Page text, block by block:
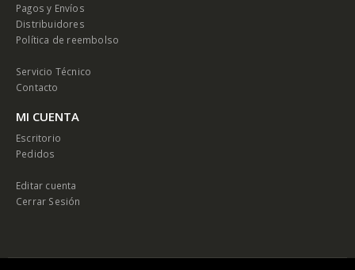
Pagos y Envíos
Distribuidores
Política de reembolso
Servicio Técnico
Contacto
MI CUENTA
Escritorio
Pedidos
Editar cuenta
Cerrar Sesión